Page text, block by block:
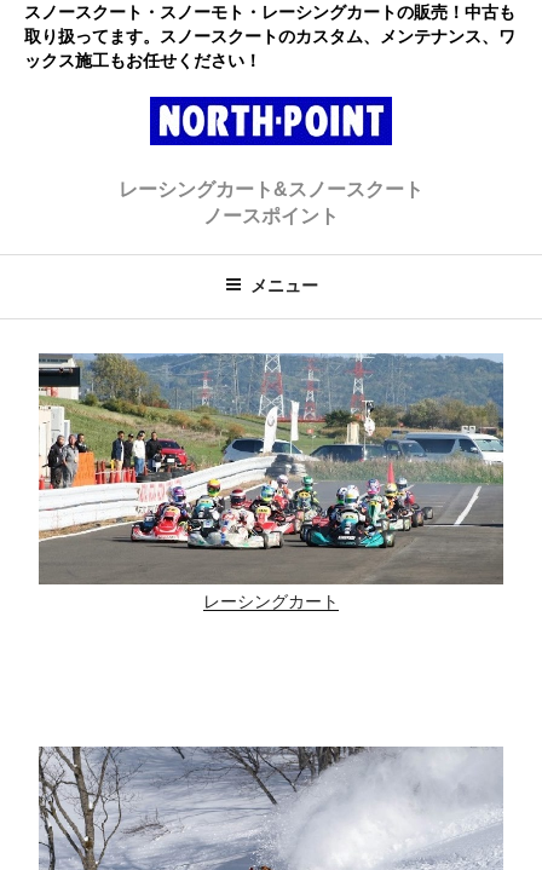
プ
スノースクート・スノーモト・レーシングカートの販売！中古も
取り扱ってます。スノースクートのカスタム、メンテナンス、ワ
ックス施工もお任せください！
ト ノースポイント
レーシングカート&スノースクート
ノースポイント
メニュー
レーシングカート